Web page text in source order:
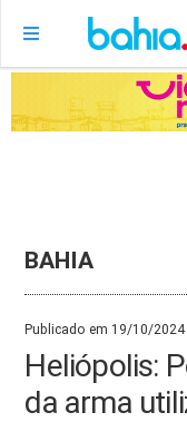
BAHIA
Publicado em 19/10/
Heliópolis:
da arma